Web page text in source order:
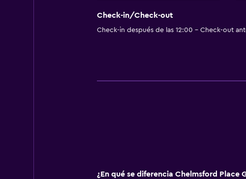
Check-in/Check-out
Check-in después de las 12:00 - Check-out
¿En qué se diferencia Chelmsford Place